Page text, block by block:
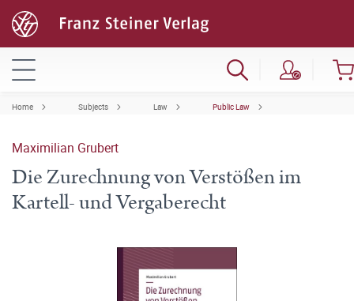
Home Subjects Law Public Law
Maximilian Grubert
Die Zurechnung von Verstößen im
Kartell- und Vergaberecht